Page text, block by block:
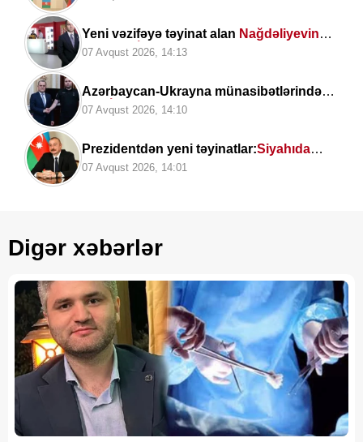
Şükürov
Yeni vəzifəyə təyinat alan Nağdəliyevin
DOSYESİ
07 Avqust 2026, 14:13
Azərbaycan-Ukrayna münasibətlərində
YENİ TƏMAS: Ceyhun Bayramov
Budanovla görüşdü
07 Avqust 2026, 14:10
Prezidentdən yeni təyinatlar:Siyahıda
kimlər var?
07 Avqust 2026, 14:01
Digər xəbərlər